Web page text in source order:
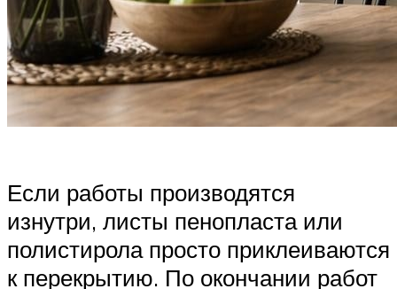
Если работы производятся
изнутри, листы пенопласта или
полистирола просто приклеиваются
к перекрытию. По окончании работ